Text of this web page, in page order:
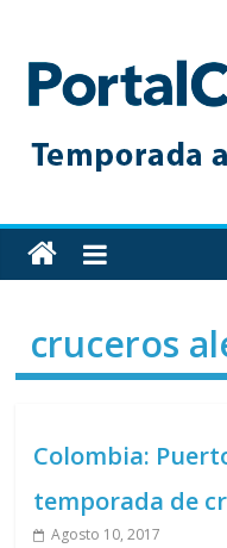
content
Toda
la
de
cruceros
solo
cruceros
Colombia:
temporada de
Agosto 10, 2017